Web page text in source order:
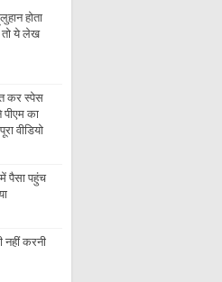
होता
तो ये लेख
कर स्पेस
पीएम का
वीडियो
पैसा पहुंच
नहीं करनी